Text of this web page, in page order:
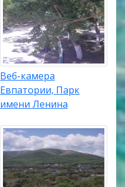
Веб-камера
Евпатории, Парк
имени Ленина